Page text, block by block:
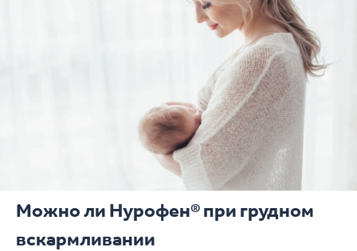
Можно ли Нурофен® при грудном
вскармливании